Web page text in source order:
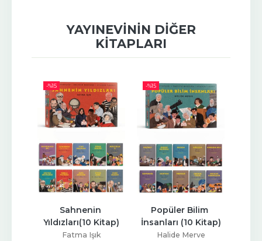
YAYINEVININ DIĞER
KITAPLARI
-%15
Sahnenin
Yıldızları(10 Kitap)
Fatma Işık
-%15
Popüler Bilim
İnsanları (10 Kitap)
Halide Merve